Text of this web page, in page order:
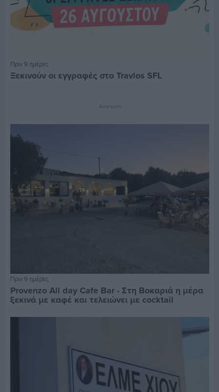
Πριν 9 ημέρες
Ξεκινούν οι εγγραφές στο Travlos SFL
Διαφήμιση
Πριν 9 ημέρες
Provenzo All day Cafe Bar - Στη Βοκαριά η μέρα
ξεκινά με καφέ και τελειώνει με cocktail